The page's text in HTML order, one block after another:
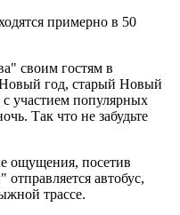
примерно в 50
своим гостям в
год, старый Новый
участием популярных
Так что не забудьте
ощущения, посетив
автобус,
трассе.